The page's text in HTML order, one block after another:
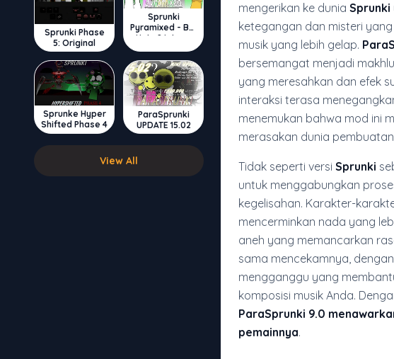
Sprunki Phase
5: Original
Sprunki
Pyramixed - But
Upin & Ipin oc
Sprunke Hyper
Shifted Phase 4
ParaSprunki
UPDATE 15.02
View All
mengerikan ke dunia Sprunki
ketegangan dan misteri
musik yang lebih gelap.
bersemangat menjadi
yang meresahkan dan efek
interaksi terasa
menemukan bahwa mod ini
merasakan dunia pembuatan
Tidak seperti versi Sprunki
untuk menggabungkan
kegelisahan. Karakter-
mencerminkan nada yang
aneh yang memancarkan
sama mencekamnya,
mengganggu yang
komposisi musik Anda.
ParaSprunki 9.0
pemainnya.